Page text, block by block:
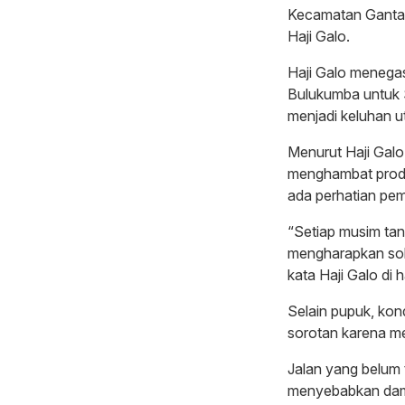
Kecamatan
Haji Galo.
Haji Galo
Bulukumba
menjadi keluhan
Menurut Haji
menghambat
ada perhatian
“Setiap musim
mengharapkan
kata Haji Galo di
Selain pupuk,
sorotan karena
Jalan yang
menyebabkan